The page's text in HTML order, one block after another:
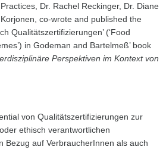
Dr. Rachel Reckinger, Dr. Diane
co-wrote and published the
Qualitätszertifizierungen’ (‘Food
in Godeman and Bartelmeß’ book
Perspektiven im Kontext von
von Qualitätszertifizierungen zur
ethisch verantwortlichen
Bezug auf VerbraucherInnen als auch